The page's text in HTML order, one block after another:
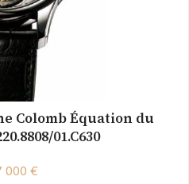
Colomb Équation du
01.C630
000 €